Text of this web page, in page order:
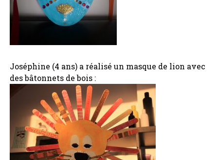
Joséphine (4 ans) a réalisé un masque de lion avec
des bâtonnets de bois :